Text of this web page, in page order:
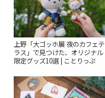
上野「大ゴッホ展 夜のカフェテ
ラス」で見つけた、オリジナル
限定グッズ10選 | ことりっぷ